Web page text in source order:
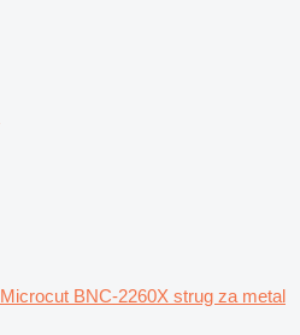
Microcut BNC-2260X strug za metal